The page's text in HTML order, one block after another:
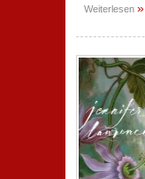
Weiterlesen »